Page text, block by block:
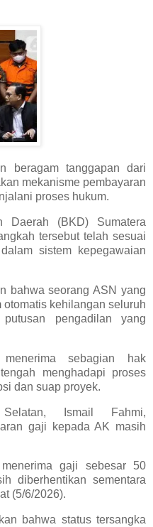
beragam tanggapan dari
mekanisme pembayaran
proses hukum.
Daerah (BKD) Sumatera
tersebut telah sesuai
sistem kepegawaian
bahwa seorang ASN yang
kehilangan seluruh
pengadilan yang
sebagian hak
menghadapi proses
dan suap proyek.
Ismail Fahmi,
gaji kepada AK masih
gaji sebesar 50
diberhentikan sementara
(5/6/2026).
bahwa status tersangka